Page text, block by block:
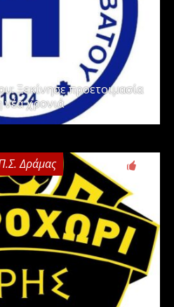
Ξεκίνησε προετοιμασία
νέα χρονιά
Δράμας